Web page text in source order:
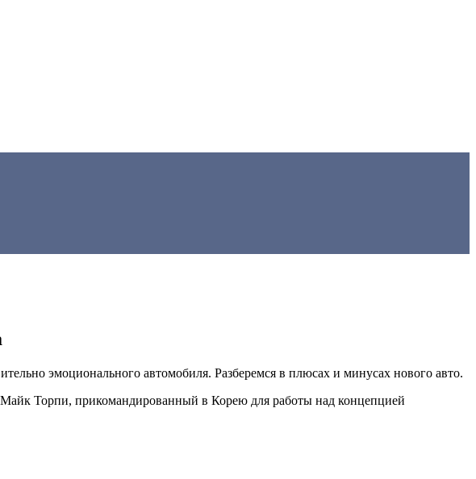
эмоционального автомобиля. Разберемся в плюсах и минусах нового авто.
Торпи, прикомандированный в Корею для работы над концепцией